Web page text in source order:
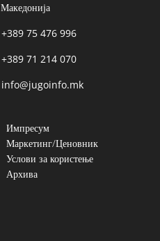
Македонија
+389 75 476 996
+389 71 214 070
info@jugoinfo.mk
Импресум
Маркетинг/Ценовник
Услови за користење
Архива